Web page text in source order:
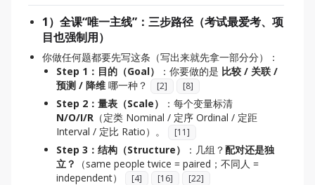
1）全课“唯一主线”：三步路径（考试最爱考、项
目也强制用）
你做任何题都要先写这条（写出来就先拿一部分分）：
Step 1：目的（Goal）
：你要做的是 比较 / 关联 /
预测 / 降维 哪一种？ [2] [8]
Step 2：量表（Scale）
：每个变量标清
N/O/I/R （定类 Nominal / 定序 Ordinal / 定距
Interval / 定比 Ratio）。
[11]
Step 3：结构（Structure） ：几组？配对还是独
立？
（same people twice = paired；不同人 =
independent）
[4] [16] [22]